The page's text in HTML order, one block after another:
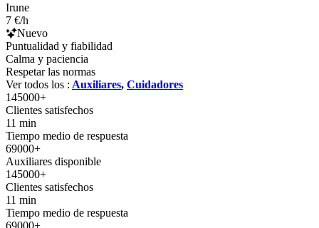
Irune
7 €/h
Nuevo
Puntualidad y fiabilidad
Calma y paciencia
Respetar las normas
Ver todos los : Auxiliares, Cuidadores
145000+
Clientes satisfechos
11 min
Tiempo medio de respuesta
69000+
Auxiliares disponible
145000+
Clientes satisfechos
11 min
Tiempo medio de respuesta
69000+